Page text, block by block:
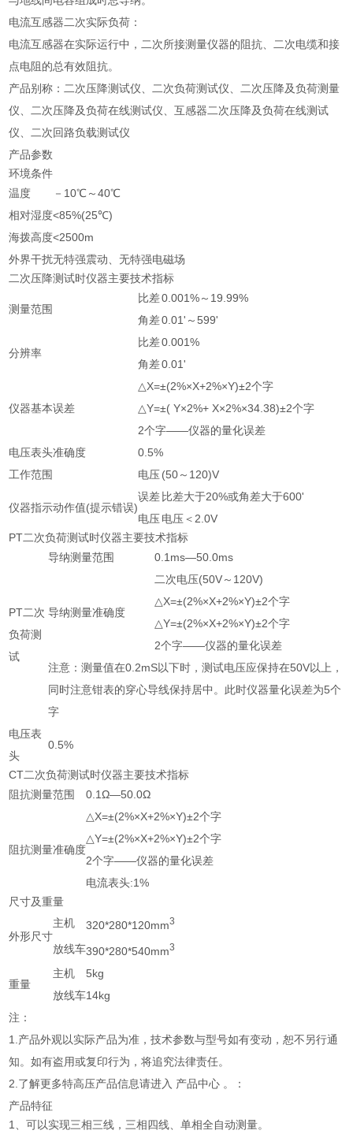
电流互感器二次实际负荷：
电流互感器在实际运行中，二次所接测量仪器的阻抗、二次电缆和接
点电阻的总有效阻抗。
产品别称：二次压降测试仪、二次负荷测试仪、二次压降及负荷测量
仪、二次压降及负荷在线测试仪、互感器二次压降及负荷在线测试
仪、二次回路负载测试仪
产品参数
环境条件
温度
－10℃～40℃
相对湿度<85%(25℃)
海拨高度<2500m
外界干扰无特强震动、无特强电磁场
二次压降测试时仪器主要技术指标
测量范围
比差0.001%～19.99%
角差0.01'～599'
分辨率
比差0.001%
角差0.01'
仪器基本误差
△X=±(2%×X+2%×Y)±2个字
△Y=±( Y×2%+ X×2%×34.38)±2个字
2个字——仪器的量化误差
电压表头准确度
0.5%
工作范围
电压(50～120)V
仪器指示动作值(提示错误)
误差 比差大于20%或角差大于600'
电压电压＜2.0V
PT二次负荷测试时仪器主要技术指标
PT二次
负荷测
试
导纳测量范围 0.1ms—50.0ms
导纳测量准确度
二次电压(50V～120V)
△X=±(2%×X+2%×Y)±2个字
△Y=±(2%×X+2%×Y)±2个字
2个字——仪器的量化误差
注意：测量值在0.2mS以下时，测试电压应保持在50V以上，
同时注意钳表的穿心导线保持居中。此时仪器量化误差为5个
字
电压表
头
0.5%
CT二次负荷测试时仪器主要技术指标
阻抗测量范围
0.1Ω—50.0Ω
阻抗测量准确度
△X=±(2%×X+2%×Y)±2个字
△Y=±(2%×X+2%×Y)±2个字
2个字——仪器的量化误差
电流表头:1%
尺寸及重量
外形尺寸
主机 320*280*120mm3
放线车390*280*540mm3
重量
主机
5kg
放线车14kg
注：
1.产品外观以实际产品为准，技术参数与型号如有变动，恕不另行通
知。如有盗用或复印行为，将追究法律责任。
2.了解更多特高压产品信息请进入 产品中心 。：
产品特征
1、可以实现三相三线，三相四线、单相全自动测量。